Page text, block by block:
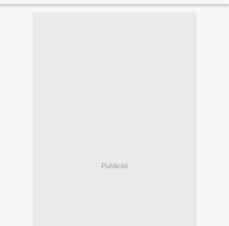
Publicité